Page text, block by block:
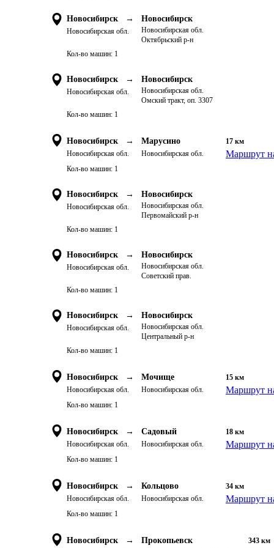
Новосибирск →
Новосибирская обл.
Новосибирск
Новосибирская обл.
Октябрьский р-н
Кол-во машин: 1
Новосибирск →
Новосибирская обл.
Новосибирск
Новосибирская обл.
Омский тракт, оп. 3307
Кол-во машин: 1
Новосибирск →
Новосибирская обл.
Марусино
Новосибирская обл.
17 км
Маршрут
Кол-во машин: 1
Новосибирск →
Новосибирская обл.
Новосибирск
Новосибирская обл.
Первомайский р-н
Кол-во машин: 1
Новосибирск →
Новосибирская обл.
Новосибирск
Новосибирская обл.
Советский прав.
Кол-во машин: 1
Новосибирск →
Новосибирская обл.
Новосибирск
Новосибирская обл.
Центральный р-н
Кол-во машин: 1
Новосибирск →
Новосибирская обл.
Мочище
Новосибирская обл.
15 км
Маршрут
Кол-во машин: 1
Новосибирск →
Новосибирская обл.
Садовый
Новосибирская обл.
18 км
Маршрут
Кол-во машин: 1
Новосибирск →
Новосибирская обл.
Кольцово
Новосибирская обл.
34 км
Маршрут
Кол-во машин: 1
Новосибирск → Прокопьевск 343 км